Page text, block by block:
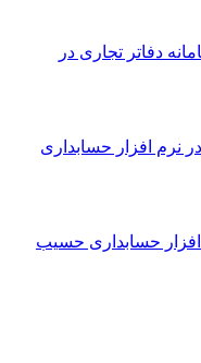
دفاتر تجاری در
نرم افزار حسابداری
حسابداری حسیب